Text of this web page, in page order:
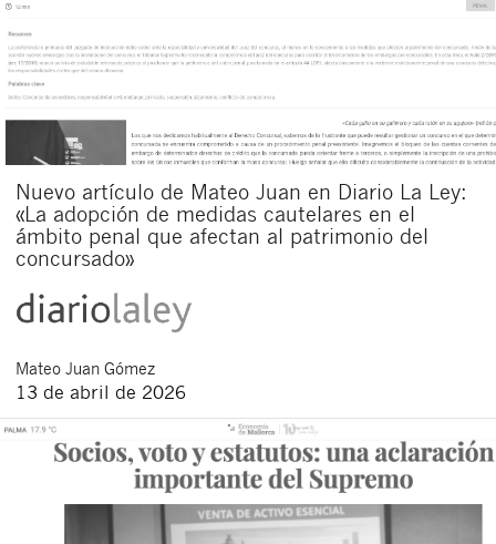
Nuevo artículo de Mateo Juan en Diario La Ley:
«La adopción de medidas cautelares en el
ámbito penal que afectan al patrimonio del
concursado»
Mateo Juan Gómez
13 de abril de 2026